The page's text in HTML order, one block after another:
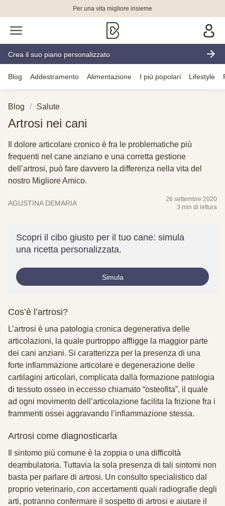
Per una vita migliore insieme
Crea il suo piano personalizzato
Blog Addestramento Alimentazione I più popolari Lifestyle
Blog Salute
Artrosi nei cani
Il dolore articolare cronico è fra le problematiche più
frequenti nel cane anziano e una corretta gestione
dell’artrosi, può fare davvero la differenza nella vita del
nostro Migliore Amico.
AGUSTINA DEMARIA
26 settembre 2020
3 min di lettura
Scopri il cibo giusto per il tuo cane: simula
una ricetta personalizzata.
Simula
Cos’è l’artrosi?
L’artrosi è una patologia cronica degenerativa delle
articolazioni, la quale purtroppo affligge la maggior parte
dei cani anziani. Si caratterizza per la presenza di una
forte infiammazione articolare e degenerazione delle
cartilagini articolari, complicata dalla formazione patologia
di tessuto osseo in eccesso chiamato “osteofita”, il quale
ad ogni movimento dell’articolazione facilita la frizione fra i
frammenti ossei aggravando l’infiammazione stessa.
Artrosi come diagnosticarla
Il sintomo più comune è la zoppia o una difficoltà
deambulatoria. Tuttavia la sola presenza di tali sintomi non
basta per parlare di artrosi. Un consulto specialistico dal
proprio veterinario, con accertamenti quali radiografie degli
arti, potranno confermare il sospetto di artrosi e aiutare il